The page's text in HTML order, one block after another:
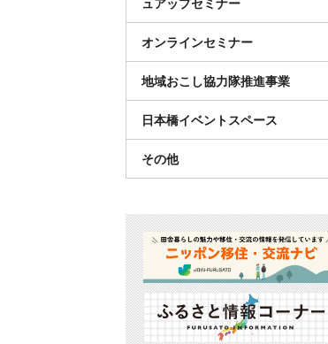
ュアップセミナー
オンラインセミナー
地域おこし協力隊推進事業
日本橋イベントスペース
その他